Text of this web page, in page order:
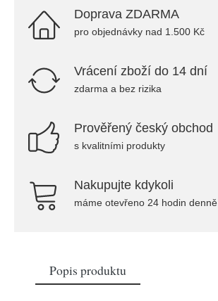
Doprava ZDARMA
pro objednávky nad 1.500 Kč
Vrácení zboží do 14 dní
zdarma a bez rizika
Prověřený český obchod
s kvalitními produkty
Nakupujte kdykoli
máme otevřeno 24 hodin denně
Popis produktu